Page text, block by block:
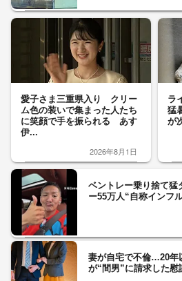
愛子さま三重県入り クリー
ム色の装いで集まった人たち
に笑顔で手を振られる あす
伊...
2026年8月1日
ラ
猛
が
ベントレー乗り捨て
ー55万人“自称インフ
妻が自宅で不倫…20年
が“間男”に請求した慰